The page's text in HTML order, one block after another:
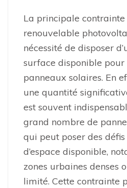
La principale contrainte
renouvelable
nécessité de disposer
surface disponible pour
panneaux solaires. En
une quantité
est souvent
grand nombre de
qui peut poser des
d’espace disponible,
zones urbaines denses
limité. Cette contrainte